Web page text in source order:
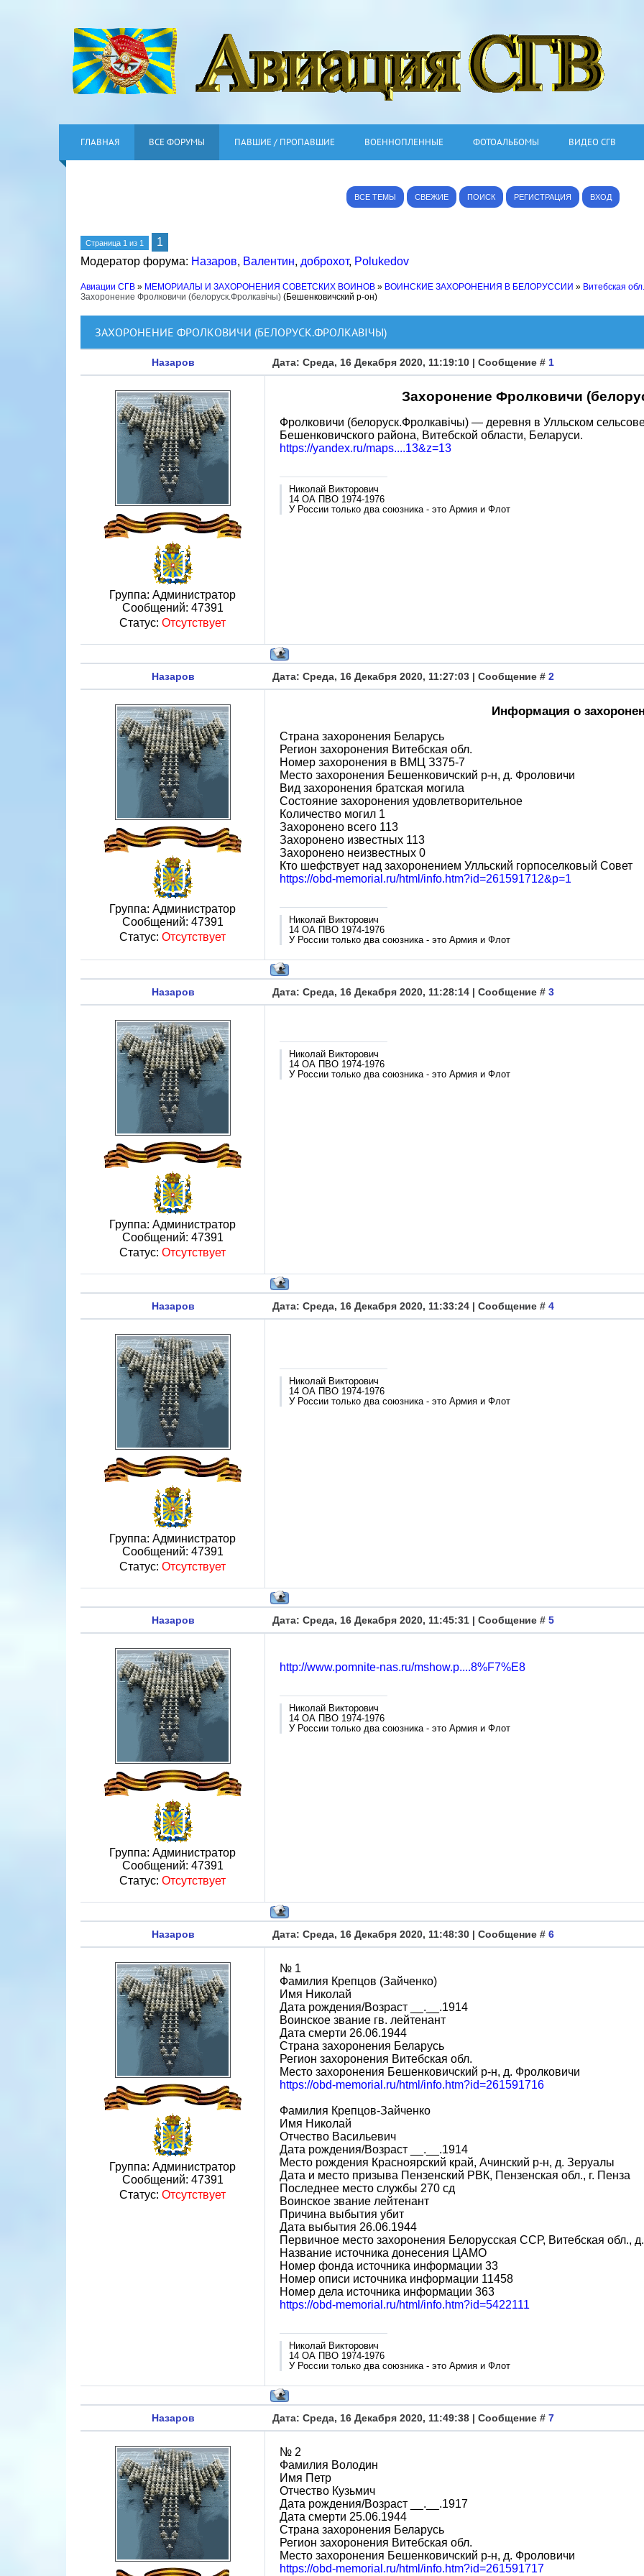
ГЛАВНАЯ ВСЕ ФОРУМЫ ПАВШИЕ / ПРОПАВШИЕ ВОЕННОПЛЕННЫЕ ФОТОАЛЬБОМЫ ВИДЕО СГВ
ВСЕ ТЕМЫ СВЕЖИЕ ПОИСК РЕГИСТРАЦИЯ ВХОД
Страница 1 из 1
1
Модератор форума: Назаров, Валентин, доброхот, Polukedov
Авиации СГВ » МЕМОРИАЛЫ И ЗАХОРОНЕНИЯ СОВЕТСКИХ ВОИНОВ » ВОИНСКИЕ ЗАХОРОНЕНИЯ В БЕЛОРУССИИ » Витебская
Захоронение Фролковичи (белоруск.Фролкавiчы) (Бешенковичский р-он)
ЗАХОРОНЕНИЕ ФРОЛКОВИЧИ (БЕЛОРУСК.ФРОЛКАВIЧЫ)
Назаров Дата: Среда, 16 Декабря 2020, 11:19:10 | Сообщение # 1
Группа: Администратор
Сообщений: 47391
Статус: Отсутствует
Захоронение Фролковичи
Фролковичи (белоруск.Фролкавiчы) — деревня в Улльском
Бешенковичского района, Витебской области, Беларуси.
https://yandex.ru/maps....13&z=13
Николай Викторович
14 ОА ПВО 1974-1976
У России только два союзника - это Армия и Флот
Назаров Дата: Среда, 16 Декабря 2020, 11:27:03 | Сообщение # 2
Группа: Администратор
Сообщений: 47391
Статус: Отсутствует
Информация о
Страна захоронения Беларусь
Регион захоронения Витебская обл.
Номер захоронения в ВМЦ З375-7
Место захоронения Бешенковичский р-н, д. Фроловичи
Вид захоронения братская могила
Состояние захоронения удовлетворительное
Количество могил 1
Захоронено всего 113
Захоронено известных 113
Захоронено неизвестных 0
Кто шефствует над захоронением Улльский горпоселковый Совет
https://obd-memorial.ru/html/info.htm?id=261591712&p=1
Николай Викторович
14 ОА ПВО 1974-1976
У России только два союзника - это Армия и Флот
Назаров Дата: Среда, 16 Декабря 2020, 11:28:14 | Сообщение # 3
Группа: Администратор
Сообщений: 47391
Статус: Отсутствует
Николай Викторович
14 ОА ПВО 1974-1976
У России только два союзника - это Армия и Флот
Назаров Дата: Среда, 16 Декабря 2020, 11:33:24 | Сообщение # 4
Группа: Администратор
Сообщений: 47391
Статус: Отсутствует
Николай Викторович
14 ОА ПВО 1974-1976
У России только два союзника - это Армия и Флот
Назаров Дата: Среда, 16 Декабря 2020, 11:45:31 | Сообщение # 5
Группа: Администратор
Сообщений: 47391
Статус: Отсутствует
http://www.pomnite-nas.ru/mshow.p....8%F7%E8
Николай Викторович
14 ОА ПВО 1974-1976
У России только два союзника - это Армия и Флот
Назаров Дата: Среда, 16 Декабря 2020, 11:48:30 | Сообщение # 6
Группа: Администратор
Сообщений: 47391
Статус: Отсутствует
№ 1
Фамилия Крепцов (Зайченко)
Имя Николай
Дата рождения/Возраст __.__.1914
Воинское звание гв. лейтенант
Дата смерти 26.06.1944
Страна захоронения Беларусь
Регион захоронения Витебская обл.
Место захоронения Бешенковичский р-н, д. Фролковичи
https://obd-memorial.ru/html/info.htm?id=261591716
Фамилия Крепцов-Зайченко
Имя Николай
Отчество Васильевич
Дата рождения/Возраст __.__.1914
Место рождения Красноярский край, Ачинский р-н, д. Зеруалы
Дата и место призыва Пензенский РВК, Пензенская обл., г. Пенза
Последнее место службы 270 сд
Воинское звание лейтенант
Причина выбытия убит
Дата выбытия 26.06.1944
Первичное место захоронения Белорусская ССР, Витебская обл.,
Название источника донесения ЦАМО
Номер фонда источника информации 33
Номер описи источника информации 11458
Номер дела источника информации 363
https://obd-memorial.ru/html/info.htm?id=5422111
Николай Викторович
14 ОА ПВО 1974-1976
У России только два союзника - это Армия и Флот
Назаров Дата: Среда, 16 Декабря 2020, 11:49:38 | Сообщение # 7
№ 2
Фамилия Володин
Имя Петр
Отчество Кузьмич
Дата рождения/Возраст __.__.1917
Дата смерти 25.06.1944
Страна захоронения Беларусь
Регион захоронения Витебская обл.
Место захоронения Бешенковичский р-н, д. Фроловичи
https://obd-memorial.ru/html/info.htm?id=261591717